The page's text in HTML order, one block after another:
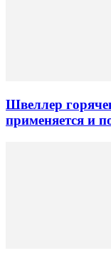
Швеллер
применяется и